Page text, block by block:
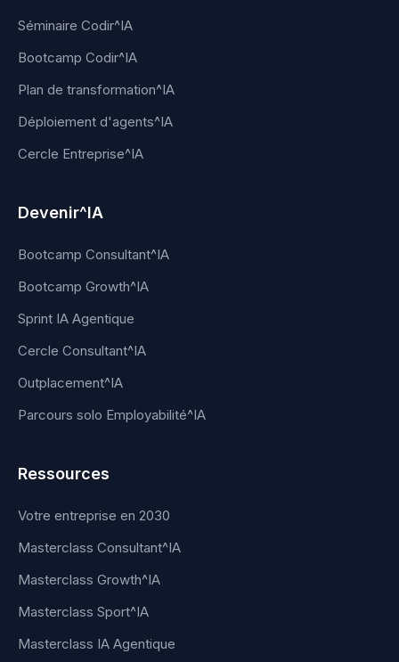
Séminaire Codir^IA
Bootcamp Codir^IA
Plan de transformation^IA
Déploiement d'agents^IA
Cercle Entreprise^IA
Devenir^IA
Bootcamp Consultant^IA
Bootcamp Growth^IA
Sprint IA Agentique
Cercle Consultant^IA
Outplacement^IA
Parcours solo Employabilité^IA
Ressources
Votre entreprise en 2030
Masterclass Consultant^IA
Masterclass Growth^IA
Masterclass Sport^IA
Masterclass IA Agentique